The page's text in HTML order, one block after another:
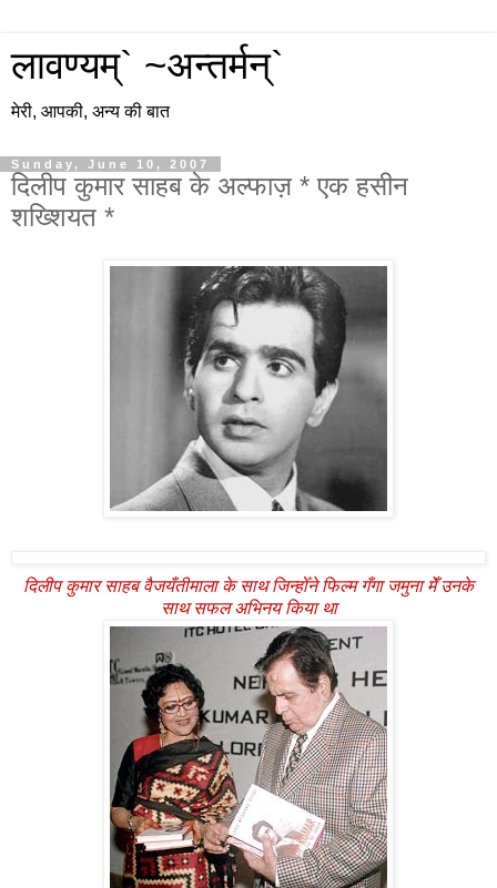
लावण्यम्` ~अन्तर्मन्`
मेरी, आपकी, अन्य की बात
Sunday, June 10, 2007
दिलीप कुमार साहब के अल्फाज़ * एक हसीन
शख्शियत *
दिलीप कुमार साहब वैजयँतीमाला के साथ जिन्होँने फिल्म गँगा जमुना मेँ उनके
साथ सफल अभिनय किया था